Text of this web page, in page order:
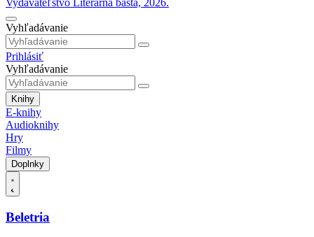
Vyhľadávanie
Prihlásiť
Vyhľadávanie
Knihy
E-knihy
Audioknihy
Hry
Filmy
Doplnky
Beletria